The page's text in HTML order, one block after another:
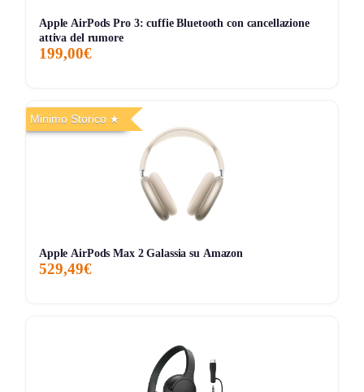
99,99€
ATTUALE
65,19€
MINIMO
99,99€
Apple AirPods Pro 3: cuffie Bluetooth con cancellazione
attiva del rumore
199,00€
Minimo Storico
Apple AirPods Max 2 Galassia su Amazon
529,49€